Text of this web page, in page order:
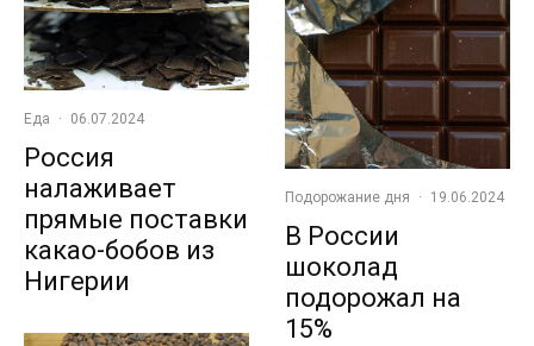
Еда · 06.07.2024
Россия
налаживает
прямые поставки
какао-бобов из
Нигерии
Подорожание дня · 19.06.2024
В России
шоколад
подорожал на
15%